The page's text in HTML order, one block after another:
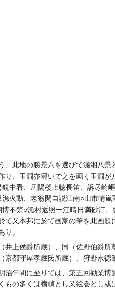
此地の勝景八を選びて瀟湘八
、玉澗亦尋いで之を画く玉澗
中看、岳陽楼上聴長笛、訴尽崎
火動、老翁閑自説江南○山市晴
不禁○漁村返照一江晴日満砂汀
又本邦に於て画家の筆を此画
。
上侯爵所蔵）、同（佐野伯爵
都守屋孝蔵氏所蔵）、狩野永徳
年間に至りては、第五回勸業
の多くは横幀とし又絵巻とし